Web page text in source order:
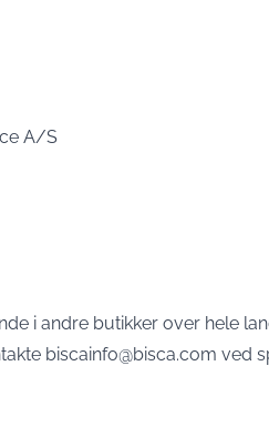
A/S
i andre butikker over hele
biscainfo@bisca.com ved